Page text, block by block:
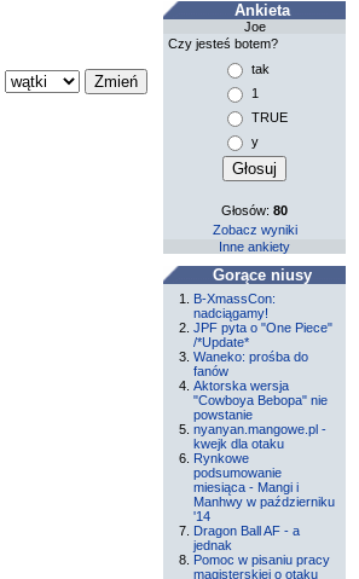
Ankieta
Joe
Czy jesteś botem?
tak
1
TRUE
y
Głosów:80
Zobacz wyniki
Inne ankiety
Gorące niusy
B-XmassCon:
nadciągamy!
JPF pyta o "One Piece"
/*Update*
Waneko: prośba do
fanów
Aktorska wersja
"Cowboya Bebopa" nie
powstanie
nyanyan.mangowe.pl -
kwejk dla otaku
Rynkowe
podsumowanie
miesiąca - Mangi i
Manhwy w październiku
'14
Dragon Ball AF - a
jednak
Pomoc w pisaniu pracy
magisterskiej o otaku